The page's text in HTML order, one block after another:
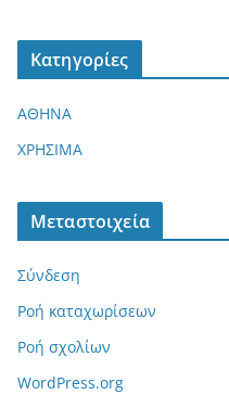
Kατηγορίες
ΑΘΗΝΑ
ΧΡΗΣΙΜΑ
Μεταστοιχεία
Σύνδεση
Ροή καταχωρίσεων
Ροή σχολίων
WordPress.org